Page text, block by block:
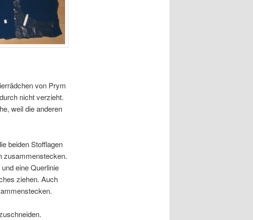
von Prym
nicht verzieht.
weil die anderen
beiden Stofflagen
zusammenstecken.
eine Querlinie
ziehen. Auch